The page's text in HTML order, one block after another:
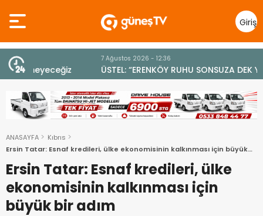
Giriş
Yap
7 Ağustos 2026 - 12:36
ÜSTEL: “ERENKÖY RUHU SONSUZA DEK YAŞAYACAK”
ANASAYFA
Kıbrıs
Ersin Tatar: Esnaf kredileri, ülke ekonomisinin kalkınması için büyük
bir adım
Ersin Tatar: Esnaf kredileri, ülke
ekonomisinin kalkınması için
büyük bir adım